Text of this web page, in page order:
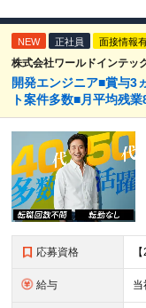
NEW 正社員 面接情報
株式会社ワールドインテッ
開発エンジニア■賞与3
ト案件多数■月平均残
応募資格
給与